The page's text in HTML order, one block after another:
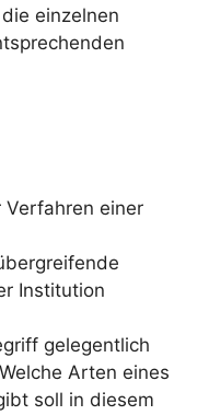
einzelnen
einer
Institution
gelegentlich
Arten eines
soll in diesem